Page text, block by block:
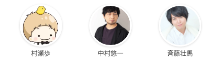
村瀬歩 中村悠一 斉藤壮馬